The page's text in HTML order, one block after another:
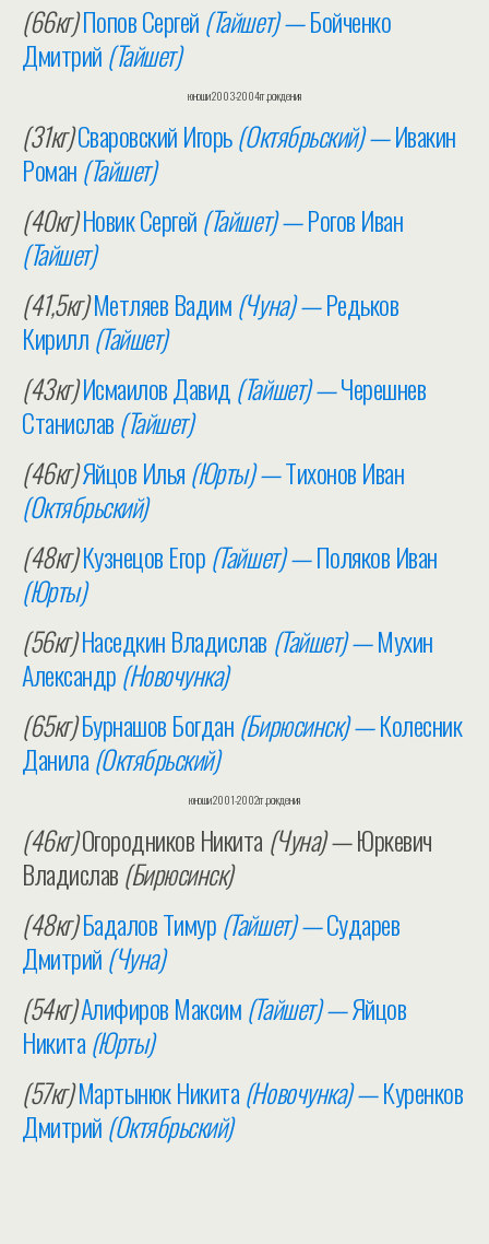
(66кг)Попов Сергей(Тайшет) —Бойченко
Дмитрий(Тайшет)
юноши 2003-2004гг.рождения
(31кг)Сваровский Игорь(Октябрьский) —Ивакин
Роман(Тайшет)
(40кг)Новик Сергей(Тайшет) —Рогов Иван
(Тайшет)
(41,5кг)Метляев Вадим(Чуна) —Редьков
Кирилл(Тайшет)
(43кг)Исмаилов Давид(Тайшет) —Черешнев
Станислав(Тайшет)
(46кг)Яйцов Илья(Юрты) —Тихонов Иван
(Октябрьский)
(48кг)Кузнецов Егор(Тайшет) —Поляков Иван
(Юрты)
(56кг)Наседкин Владислав (Тайшет) —Мухин
Александр(Новочунка)
(65кг)Бурнашов Богдан(Бирюсинск) —Колесник
Данила(Октябрьский)
юноши 2001-2002гг.рождения
(46кг)Огородников Никита (Чуна) —Юркевич
Владислав(Бирюсинск)
(48кг)Бадалов Тимур(Тайшет) —Сударев
Дмитрий(Чуна)
(54кг)Алифиров Максим(Тайшет) —Яйцов
Никита(Юрты)
(57кг)Мартынюк Никита(Новочунка) —Куренков
Дмитрий(Октябрьский)